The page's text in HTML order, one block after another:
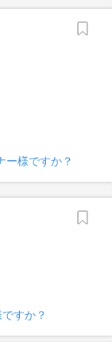
ー様ですか？
すか？